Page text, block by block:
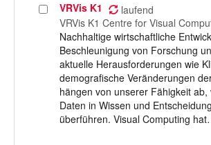
Projekt
auswählen
VRVis K1 laufend
VRVis K1 Centre for Visual
Nachhaltige wirtschaftliche
Beschleunigung von Forschung
aktuelle Herausforderungen wie
demografische Veränderungen
hängen von unserer Fähigkeit
Daten in Wissen und
überführen. Visual Computing